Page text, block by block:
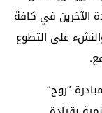
الآخرين في كافة
على التطوع
“روح”